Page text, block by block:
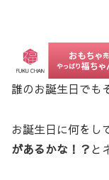
誰のお誕生日でも
お誕生日に何をし
があるかな！？と